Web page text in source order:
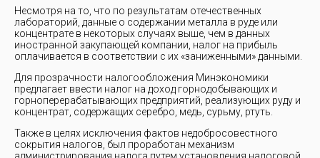
Несмотря на то, что по результатам отечественных
лабораторий, данные о содержании металла в руде или
концентрате в некоторых случаях выше, чем в данных
иностранной закупающей компании, налог на прибыль
оплачивается в соответствии с их «заниженными» данными.
Для прозрачности налогообложения Минэкономики
предлагает ввести налог на доход горнодобывающих и
горноперерабатывающих предприятий, реализующих руду и
концентрат, содержащих серебро, медь, сурьму, ртуть.
Также в целях исключения фактов недобросовестного
сокрытия налогов, был проработан механизм